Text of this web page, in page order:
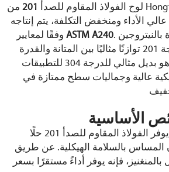
لوح الفولاذ المقاوم للصدأ 201 من Hongteng Fengda هو فولاذ
الأداء ومنخفض التكلفة، يتم إنتاجه
ASTM A240. باستخدام سبيكة معززة بالنيتروجين
مع المنغنيز، يوفر الدرجة 201 توازنًا مثاليًا بين المتانة والقدرة
على تحمل التكاليف. وهو بديل مثالي للدرجة 304 للتطبيقات
عالية وجماليات سطح ممتازة في
الأساسية
يوفر الفولاذ المقاوم للصدأ 201 حلًا
المساس بالسلامة الهيكلية. عن طريق
فإنه يوفر أداءً مستقرًا بسعر